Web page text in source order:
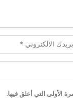
الأولى التي أعلق فيها.